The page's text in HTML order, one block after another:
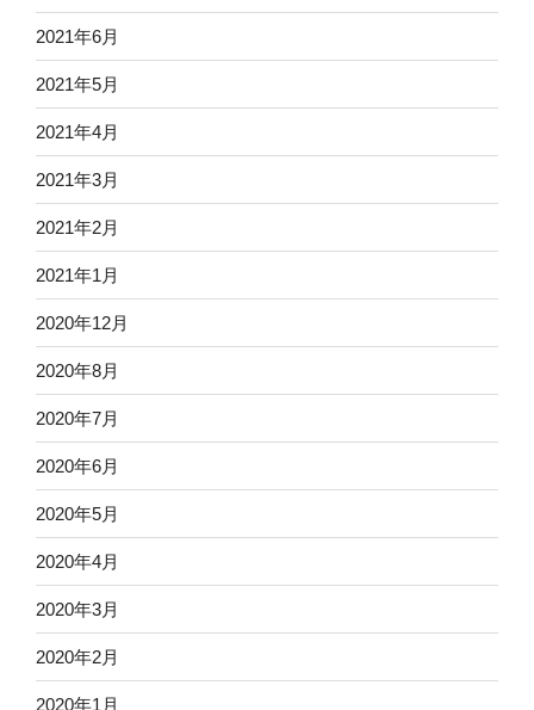
2021年6月
2021年5月
2021年4月
2021年3月
2021年2月
2021年1月
2020年12月
2020年8月
2020年7月
2020年6月
2020年5月
2020年4月
2020年3月
2020年2月
2020年1月